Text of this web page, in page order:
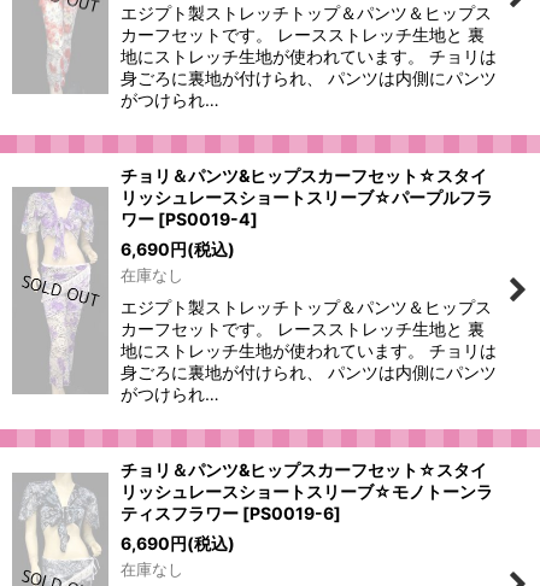
エジプト製ストレッチトップ＆パンツ＆ヒップス
カーフセットです。 レースストレッチ生地と 裏
地にストレッチ生地が使われています。 チョリは
身ごろに裏地が付けられ、 パンツは内側にパンツ
がつけられ…
チョリ＆パンツ&ヒップスカーフセット☆スタイ
リッシュレースショートスリーブ☆パープルフラ
ワー [PS0019-4]
6,690円(税込)
在庫なし
エジプト製ストレッチトップ＆パンツ＆ヒップス
カーフセットです。 レースストレッチ生地と 裏
地にストレッチ生地が使われています。 チョリは
身ごろに裏地が付けられ、 パンツは内側にパンツ
がつけられ…
チョリ＆パンツ&ヒップスカーフセット☆スタイ
リッシュレースショートスリーブ☆モノトーンラ
ティスフラワー [PS0019-6]
6,690円(税込)
在庫なし